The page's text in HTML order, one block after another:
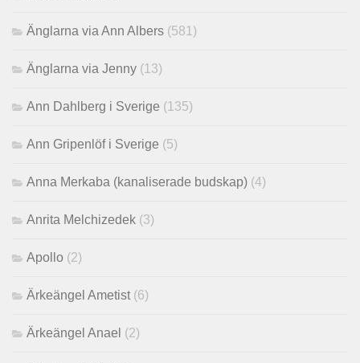
Änglarna via Ann Albers (581)
Änglarna via Jenny (13)
Ann Dahlberg i Sverige (135)
Ann Gripenlöf i Sverige (5)
Anna Merkaba (kanaliserade budskap) (4)
Anrita Melchizedek (3)
Apollo (2)
Ärkeängel Ametist(6)
Ärkeängel Anael (2)